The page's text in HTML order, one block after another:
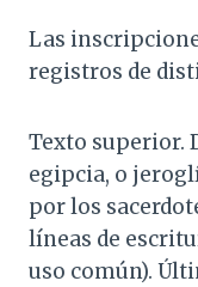
Las
registros de
Texto superior.
egipcia, o
por los
líneas de
uso común).